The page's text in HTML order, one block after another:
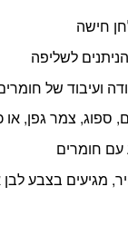
חישה
ועיבוד של
ספוג, צמר גפן,
עם חומרים
מגיעים בצבע לבן